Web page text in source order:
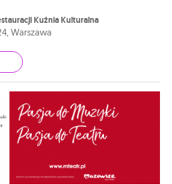
Kuźnia Kulturalna
Warszawa